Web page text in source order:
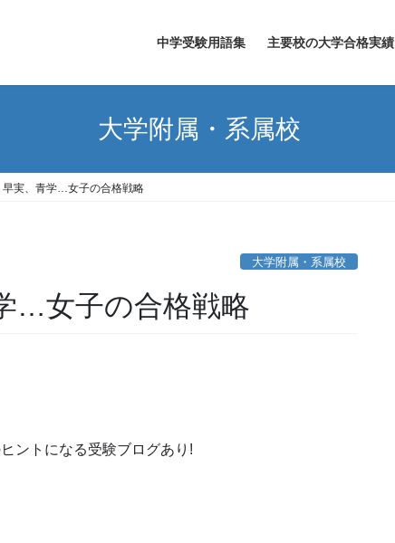
中学受験用語集 主要校の大学合格実績
大学附属・系属校
早実、青学…女子の合格戦略
大学附属・系属校
…女子の合格戦略
ントになる受験ブログあり!